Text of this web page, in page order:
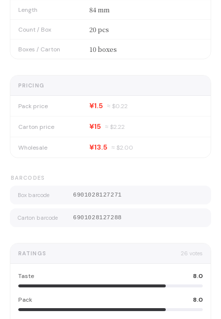
Length 84 mm
Count / Box 20 pcs
Boxes / Carton 10 boxes
PRICING
Pack price ¥1.5 ≈ $0.22
Carton price ¥15 ≈ $2.22
Wholesale ¥13.5 ≈ $2.00
BARCODES
Box barcode 6901028127271
Carton barcode 6901028127288
RATINGS 26 votes
Taste 8.0
Pack 8.0